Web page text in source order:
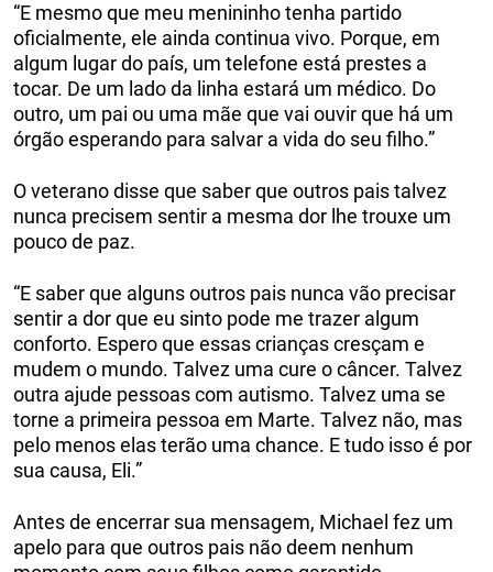
“E mesmo que meu menininho tenha partido
oficialmente, ele ainda continua vivo. Porque, em
algum lugar do país, um telefone está prestes a
tocar. De um lado da linha estará um médico. Do
outro, um pai ou uma mãe que vai ouvir que há um
órgão esperando para salvar a vida do seu filho.”
O veterano disse que saber que outros pais talvez
nunca precisem sentir a mesma dor lhe trouxe um
pouco de paz.
“E saber que alguns outros pais nunca vão precisar
sentir a dor que eu sinto pode me trazer algum
conforto. Espero que essas crianças cresçam e
mudem o mundo. Talvez uma cure o câncer. Talvez
outra ajude pessoas com autismo. Talvez uma se
torne a primeira pessoa em Marte. Talvez não, mas
pelo menos elas terão uma chance. E tudo isso é por
sua causa, Eli.”
Antes de encerrar sua mensagem, Michael fez um
apelo para que outros pais não deem nenhum